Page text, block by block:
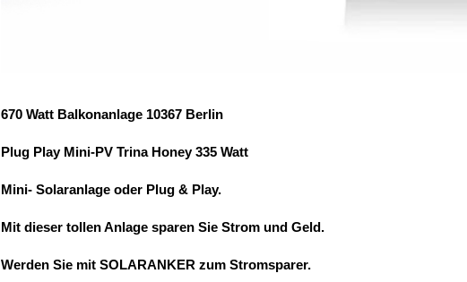
670 Watt Balkonanlage 10367 Berlin
Plug Play Mini-PV Trina Honey 335 Watt
Mini- Solaranlage oder Plug & Play.
Mit dieser tollen Anlage sparen Sie Strom und Geld.
Werden Sie mit SOLARANKER zum Stromsparer.